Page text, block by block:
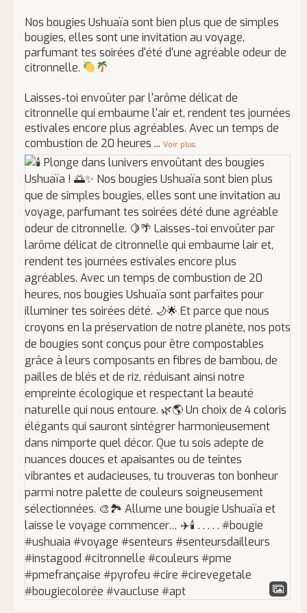
Nos bougies Ushuaïa sont bien plus que de simples
bougies, elles sont une invitation au voyage,
parfumant tes soirées d'été d'une agréable odeur de
citronnelle.
Laisses-toi envoûter par l'arôme délicat de
citronnelle qui embaume l'air et, rendent tes journées
estivales encore plus agréables. Avec un temps de
combustion de 20 heures ...Voir plus